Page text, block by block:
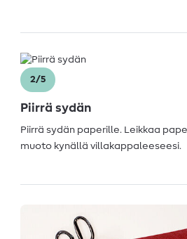
2/5
Piirrä sydän
Piirrä sydän paperille. Leikkaa
muoto kynällä villakappaleeseesi.